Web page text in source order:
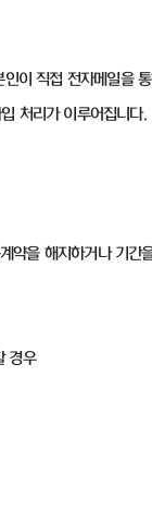
이 직접 전자메일을
처리가 이루어집니다.
약을 해지하거나 기간
경우